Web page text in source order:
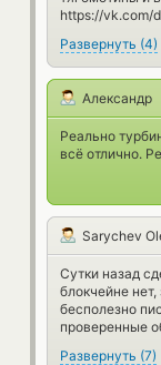
https://vk.com/
Развернуть (4)
Александр
Реально
всё отлично.
Sarychev
Сутки назад
блокчейне
бесполезно
проверенные
Развернуть (7)